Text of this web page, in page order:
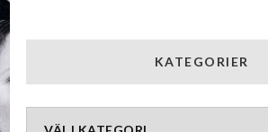
KATEGORIER
Kategorier